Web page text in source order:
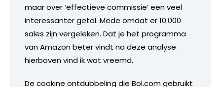
maar over ‘effectieve commissie’ een veel
interessanter getal. Mede omdat er 10.000
sales zijn vergeleken. Dat je het programma
van Amazon beter vindt na deze analyse
hierboven vind ik wat vreemd.
De cookine ontdubbeling die Bol.com gebruikt